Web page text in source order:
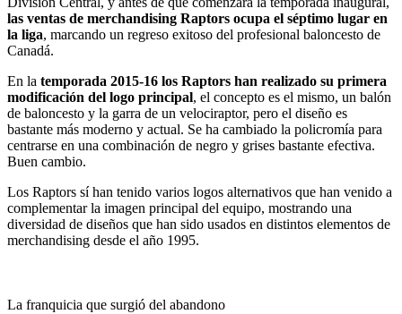
las ventas de merchandising Raptors ocupa el séptimo lugar en
la liga, marcando un regreso exitoso del profesional baloncesto de
Canadá.
En la temporada 2015-16 los Raptors han realizado su primera
modificación del logo principal, el concepto es el mismo, un balón
de baloncesto y la garra de un velociraptor, pero el diseño es
bastante más moderno y actual. Se ha cambiado la policromía para
centrarse en una combinación de negro y grises bastante efectiva.
Buen cambio.
Los Raptors sí han tenido varios logos alternativos que han venido a
complementar la imagen principal del equipo, mostrando una
diversidad de diseños que han sido usados en distintos elementos de
merchandising desde el año 1995.
La franquicia que surgió del abandono